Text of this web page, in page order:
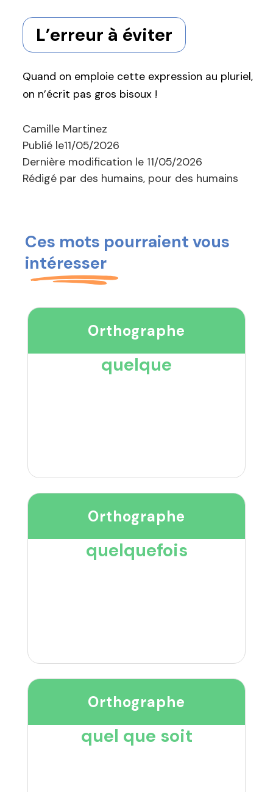
L’erreur à éviter
Quand on emploie cette expression au pluriel,
on n’écrit pas gros bisoux !
Camille Martinez
Publié le11/05/2026
Dernière modification le 11/05/2026
Rédigé par des humains, pour des humains
Ces mots pourraient vous
intéresser
Orthographe
quelque
Orthographe
quelquefois
Orthographe
quel que soit